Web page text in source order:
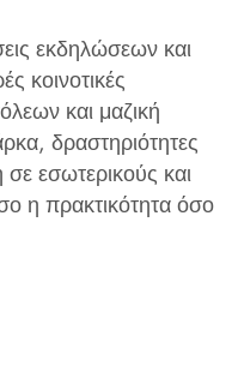
εκδηλώσεων και
κοινοτικές
και μαζική
δραστηριότητες
εσωτερικούς και
η πρακτικότητα όσο